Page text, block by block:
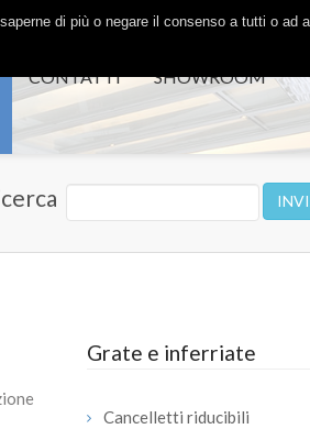
CONTATTI SHOWROOM
Grate e inferriate
Cancelletti riducibili
di più o negare il consenso a tutti o ad